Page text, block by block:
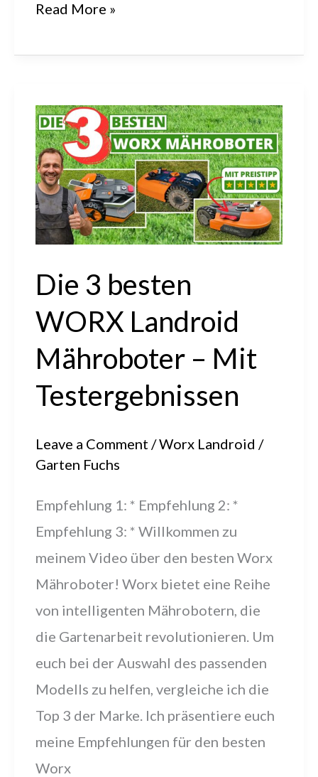
Bewertung
Gardena
Sileno
City
für
Gärten
bis
400m²
|
#gardena
#mähroboter
Read More »
Die 3 besten
WORX Landroid
Mähroboter – Mit
Testergebnissen
Leave a Comment /Worx Landroid /
Garten Fuchs
Empfehlung 1: * Empfehlung 2: *
Empfehlung 3: * Willkommen zu
meinem Video über den besten Worx
Mähroboter! Worx bietet eine Reihe
von intelligenten Mährobotern, die
die Gartenarbeit revolutionieren. Um
euch bei der Auswahl des passenden
Modells zu helfen, vergleiche ich die
Top 3 der Marke. Ich präsentiere euch
meine Empfehlungen für den besten
Worx